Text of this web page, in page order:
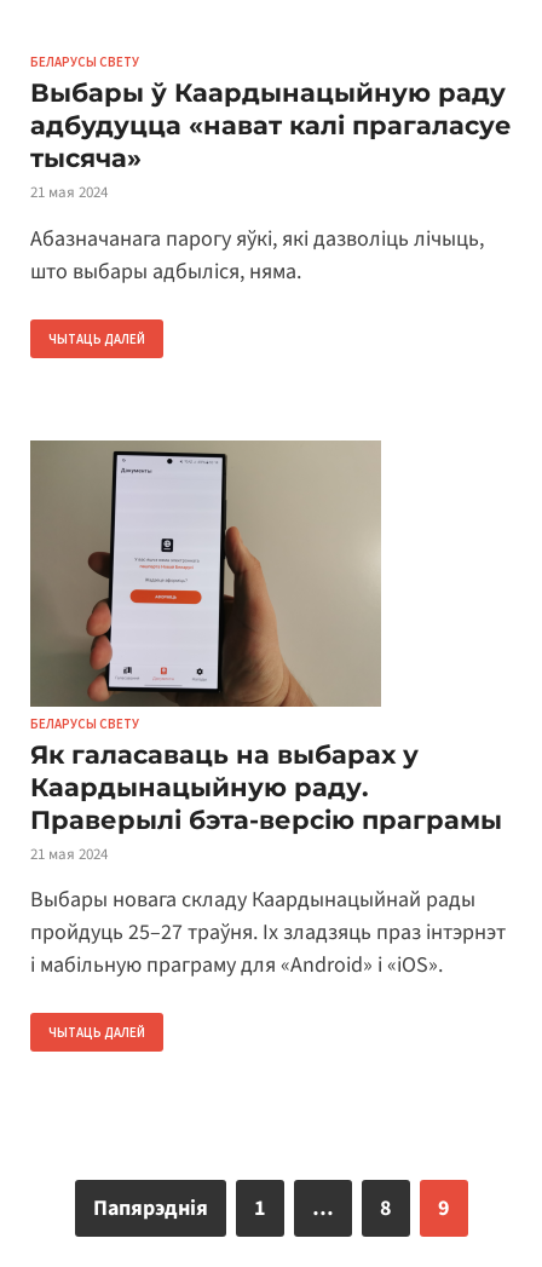
БЕЛАРУСЫ СВЕТУ
Выбары ў Каардынацыйную раду
адбудуцца «нават калі прагаласуе
тысяча»
21 мая 2024
Абазначанага парогу яўкі, які дазволіць лічыць,
што выбары адбыліся, няма.
ЧЫТАЦЬ ДАЛЕЙ
БЕЛАРУСЫ СВЕТУ
Як галасаваць на выбарах у
Каардынацыйную раду.
Праверылі бэта-версію праграмы
21 мая 2024
Выбары новага складу Каардынацыйнай рады
пройдуць 25–27 траўня. Іх зладзяць праз інтэрнэт
і мабільную праграму для «Android» і «iOS».
ЧЫТАЦЬ ДАЛЕЙ
Папярэднія 1 … 8 9